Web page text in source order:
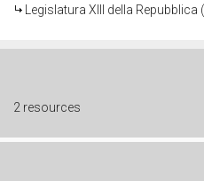
Legislatura XIII della
2 resources